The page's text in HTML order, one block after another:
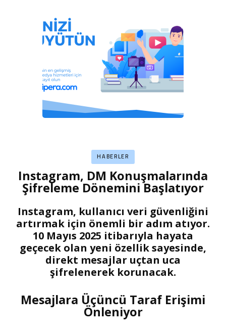
HABERLER
Instagram, DM Konuşmalarında
Şifreleme Dönemini Başlatıyor
Instagram, kullanıcı veri güvenliğini
artırmak için önemli bir adım atıyor.
10 Mayıs 2025 itibarıyla hayata
geçecek olan yeni özellik sayesinde,
direkt mesajlar uçtan uca
şifrelenerek korunacak.
Mesajlara Üçüncü Taraf Erişimi
Önleniyor